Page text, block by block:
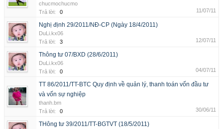
chucmochucmo
Trả lời:
0 11/07/11
Nghị định 29/2011/NĐ-CP (Ngày 18/4/2011)
DuLi.kx06
Trả lời:
3 12/07/11
Thông tư 07/BXD (28/6/2011)
DuLi.kx06
Trả lời:
0 04/07/11
TT 86/2011/TT-BTC Quy định về quản lý, thanh toán vốn đầu tư
và vốn sự nghiệp
thanh.bm
Trả lời:
0 30/06/11
THông tư 39/2011/TT-BGTVT (18/5/2011)